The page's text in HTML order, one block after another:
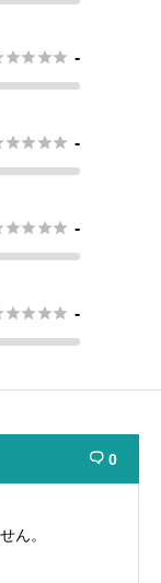
 -
 -
 -
 -
 0
ん。